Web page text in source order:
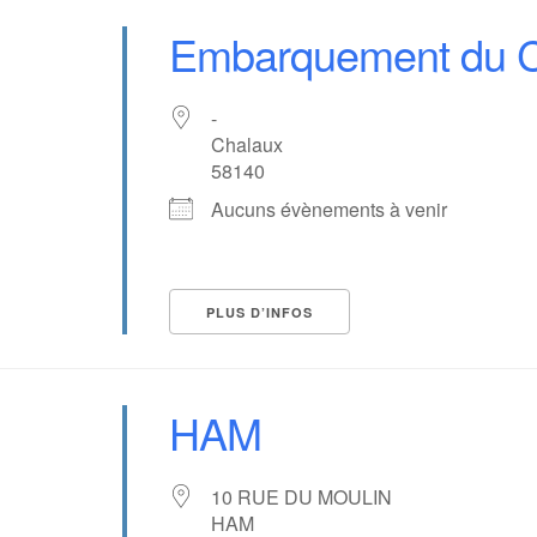
Embarquement du
-
Chalaux
58140
Aucuns évènements à venir
PLUS D’INFOS
HAM
10 RUE DU MOULIN
HAM